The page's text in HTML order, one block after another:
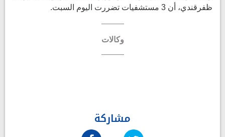
ظفرقندي، أن 3 مستشفيات تضررت اليوم السبت.
وكالات
مشاركة